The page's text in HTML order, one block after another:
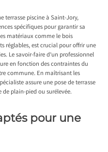
terrasse piscine à Saint-Jory,
spécifiques pour garantir sa
matériaux comme le bois
réglables, est crucial pour offrir une
Le savoir-faire d’un professionnel
en fonction des contraintes du
commune. En maîtrisant les
assure une pose de terrasse
de plain-pied ou surélevée.
pour une